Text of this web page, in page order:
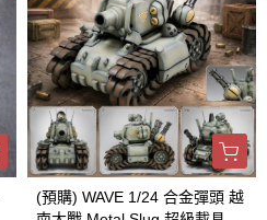
(預購) WAVE 1/24 合金彈頭 越